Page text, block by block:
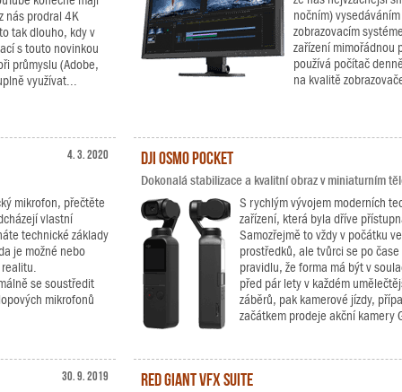
nás prodral 4K
tak dlouho, kdy v
s touto novinkou
průmyslu (Adobe,
využívat...
nočním)
zobrazovacím
zařízení mimořádnou
používá počítač
na kvalitě
4. 3. 2020
mikrofon, přečtěte
vlastní
technické základy
je možné nebo
se soustředit
mikrofonů
DJI Osmo Pocket
Dokonalá stabilizace a kvalitní obraz v miniaturním
S rychlým vývojem moderních
zařízení, která byla dříve
Samozřejmě to vždy v počátku
prostředků, ale tvůrci se po
pravidlu, že forma má být v
před pár lety v každém
záběrů, pak kamerové jízdy,
začátkem prodeje akční kamery
30. 9. 2019 Red Giant VFX Suite